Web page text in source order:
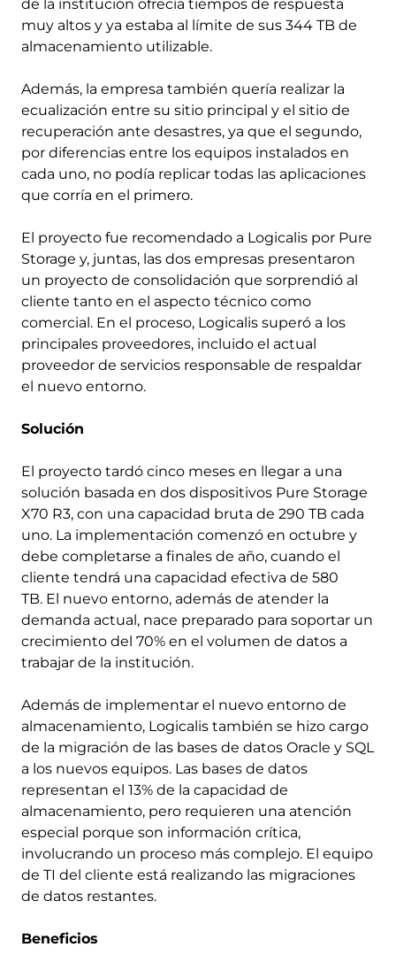
de la institución ofrecía tiempos de respuesta
muy altos y ya estaba al límite de sus 344 TB de
almacenamiento utilizable.
Además, la empresa también quería realizar la
ecualización entre su sitio principal y el sitio de
recuperación ante desastres, ya que el segundo,
por diferencias entre los equipos instalados en
cada uno, no podía replicar todas las aplicaciones
que corría en el primero.
El proyecto fue recomendado a Logicalis por Pure
Storage y, juntas, las dos empresas presentaron
un proyecto de consolidación que sorprendió al
cliente tanto en el aspecto técnico como
comercial. En el proceso, Logicalis superó a los
principales proveedores, incluido el actual
proveedor de servicios responsable de respaldar
el nuevo entorno.
Solución
El proyecto tardó cinco meses en llegar a una
solución basada en dos dispositivos Pure Storage
X70 R3, con una capacidad bruta de 290 TB cada
uno. La implementación comenzó en octubre y
debe completarse a finales de año, cuando el
cliente tendrá una capacidad efectiva de 580
TB. El nuevo entorno, además de atender la
demanda actual, nace preparado para soportar un
crecimiento del 70% en el volumen de datos a
trabajar de la institución.
Además de implementar el nuevo entorno de
almacenamiento, Logicalis también se hizo cargo
de la migración de las bases de datos Oracle y SQL
a los nuevos equipos. Las bases de datos
representan el 13% de la capacidad de
almacenamiento, pero requieren una atención
especial porque son información crítica,
involucrando un proceso más complejo. El equipo
de TI del cliente está realizando las migraciones
de datos restantes.
Beneficios